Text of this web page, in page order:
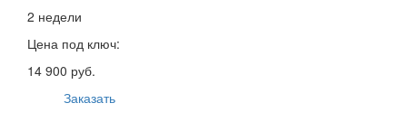
2 недели
Цена под ключ:
14 900 руб.
Заказать